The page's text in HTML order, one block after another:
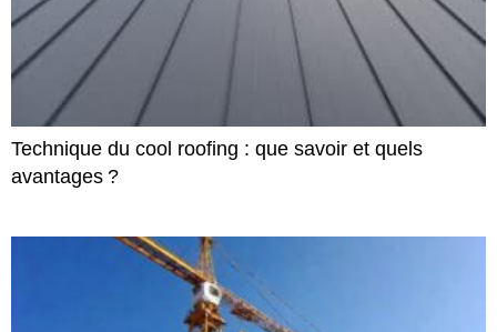
Technique du cool roofing : que savoir et quels
avantages ?